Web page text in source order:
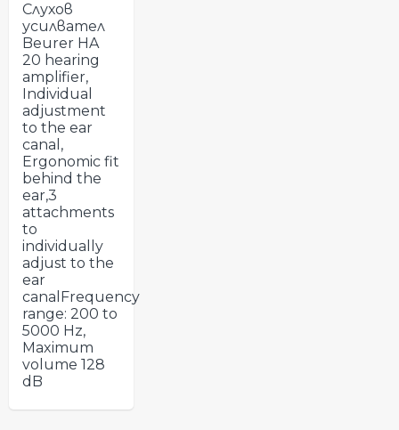
Слухов
усилвател
Beurer HA
20 hearing
amplifier,
Individual
adjustment
to the ear
canal,
Ergonomic fit
behind the
ear,3
attachments
to
individually
adjust to the
ear
canalFrequency
range: 200 to
5000 Hz,
Maximum
volume 128
dB